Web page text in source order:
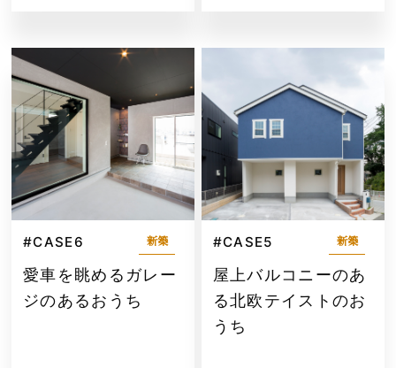
新築
#CASE6
愛車を眺めるガレー
ジのあるおうち
新築
#CASE5
屋上バルコニーのあ
る北欧テイストのお
うち